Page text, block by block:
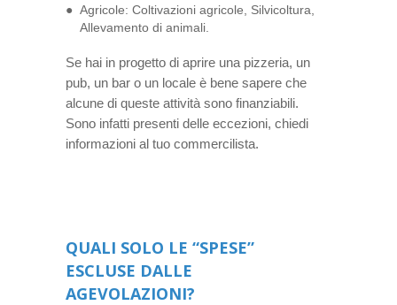
Agricole: Coltivazioni agricole, Silvicoltura,
Allevamento di animali.
Se hai in progetto di aprire una pizzeria, un
pub, un bar o un locale è bene sapere che
alcune di queste attività sono finanziabili.
Sono infatti presenti delle eccezioni, chiedi
informazioni al tuo commercilista.
QUALI SOLO LE “SPESE”
ESCLUSE DALLE
AGEVOLAZIONI?